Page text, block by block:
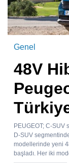
Genel
48V
PEUGEOT; C-
D-SUV
modellerinde yeni
başladı. Her iki